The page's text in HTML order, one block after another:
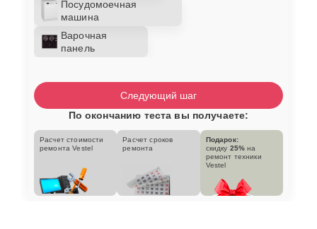
Посудомоечная
машина
Варочная
панель
Следующий шаг
По окончанию теста вы получаете:
Расчет стоимости
ремонта Vestel
Расчет сроков
ремонта
Подарок:
скидку 25% на
ремонт техники
Vestel